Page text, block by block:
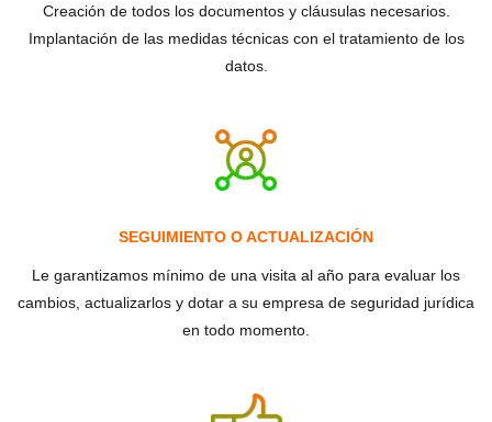
Creación de todos los documentos y cláusulas necesarios.
Implantación de las medidas técnicas con el tratamiento de los
datos.
SEGUIMIENTO O ACTUALIZACIÓN
Le garantizamos mínimo de una visita al año para evaluar los
cambios, actualizarlos y dotar a su empresa de seguridad jurídica
en todo momento.